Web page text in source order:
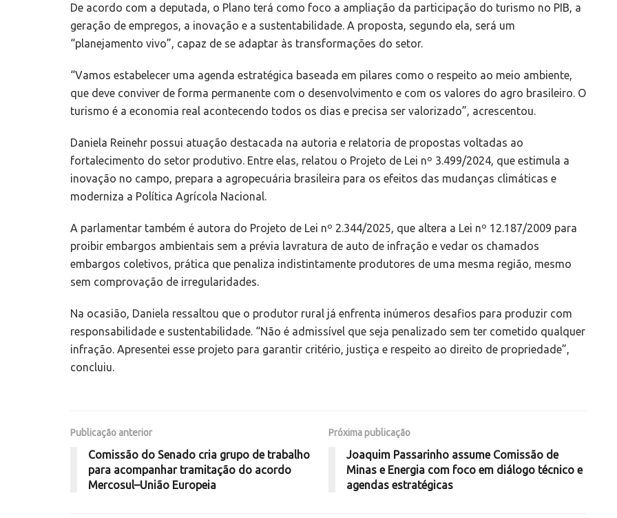
De acordo com a deputada, o Plano terá como foco a ampliação da participação do turismo no PIB, a
geração de empregos, a inovação e a sustentabilidade. A proposta, segundo ela, será um
“planejamento vivo”, capaz de se adaptar às transformações do setor.
“Vamos estabelecer uma agenda estratégica baseada em pilares como o respeito ao meio ambiente,
que deve conviver de forma permanente com o desenvolvimento e com os valores do agro brasileiro. O
turismo é a economia real acontecendo todos os dias e precisa ser valorizado”, acrescentou.
Daniela Reinehr possui atuação destacada na autoria e relatoria de propostas voltadas ao
fortalecimento do setor produtivo. Entre elas, relatou o Projeto de Lei nº 3.499/2024, que estimula a
inovação no campo, prepara a agropecuária brasileira para os efeitos das mudanças climáticas e
moderniza a Política Agrícola Nacional.
A parlamentar também é autora do Projeto de Lei nº 2.344/2025, que altera a Lei nº 12.187/2009 para
proibir embargos ambientais sem a prévia lavratura de auto de infração e vedar os chamados
embargos coletivos, prática que penaliza indistintamente produtores de uma mesma região, mesmo
sem comprovação de irregularidades.
Na ocasião, Daniela ressaltou que o produtor rural já enfrenta inúmeros desafios para produzir com
responsabilidade e sustentabilidade. “Não é admissível que seja penalizado sem ter cometido qualquer
infração. Apresentei esse projeto para garantir critério, justiça e respeito ao direito de propriedade”,
concluiu.
Publicação anterior
Comissão do Senado cria grupo de trabalho
para acompanhar tramitação do acordo
Mercosul–União Europeia
Próxima publicação
Joaquim Passarinho assume Comissão de
Minas e Energia com foco em diálogo técnico e
agendas estratégicas